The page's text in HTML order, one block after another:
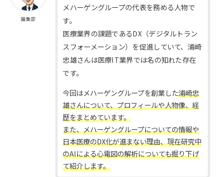
編集部
メハーゲングループの代表を務める人物で
す。
医療業界の課題であるDX（デジタルトラン
スフォーメーション）を促進していて、浦崎
忠雄さんは医療IT業界では名の知れた存在
です。
今回はメハーゲングループを創業した浦崎忠
雄さんについて、プロフィールや人物像、経
歴をまとめています。
また、メハーゲングループについての情報や
日本医療のDX化が進まない理由、現在研究中
のAIによる心電図の解析についても掘り下げ
て紹介します。